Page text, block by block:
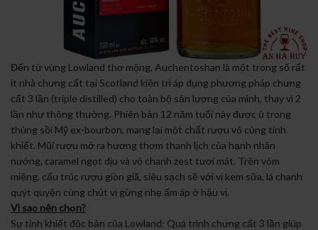
Đến từ vùng Lowland thơ mộng, Auchentoshan là một trong số rất
ít nhà chưng cất tại Scotland kiên trì áp dụng phương pháp chưng
cất 3 lần (triple distilled) cho toàn bộ sản lượng của mình, thay vì 2
lần như thông thường. Phiên bản 12 năm tuổi này được ủ trong
thùng sồi Mỹ ex-bourbon, mang lại một chất rượu vô cùng tinh
khiết. Mũi rượu mở ra hương thơm thanh lịch của hạnh nhân
nướng, caramel ngọt dịu và vỏ chanh zest tươi mát. Trên vòm
miệng, cấu trúc rượu giòn giã, siêu sạch sẽ với vị kem sữa, lá chanh
quýt quyện cùng chút vị gừng nhẹ ấm áp ở hậu vị.
Vì sao nên chọn?
Sự tinh khiết độc bản của Lowland: Quá trình chưng cất 3 lần giúp